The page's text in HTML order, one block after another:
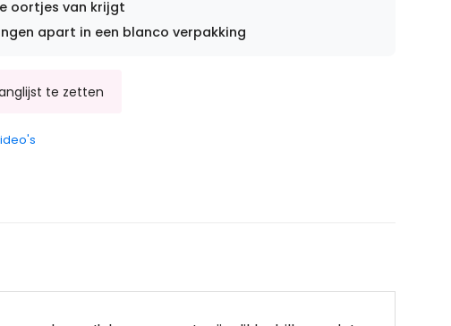
oortjes van krijgt
apart in een blanco verpakking